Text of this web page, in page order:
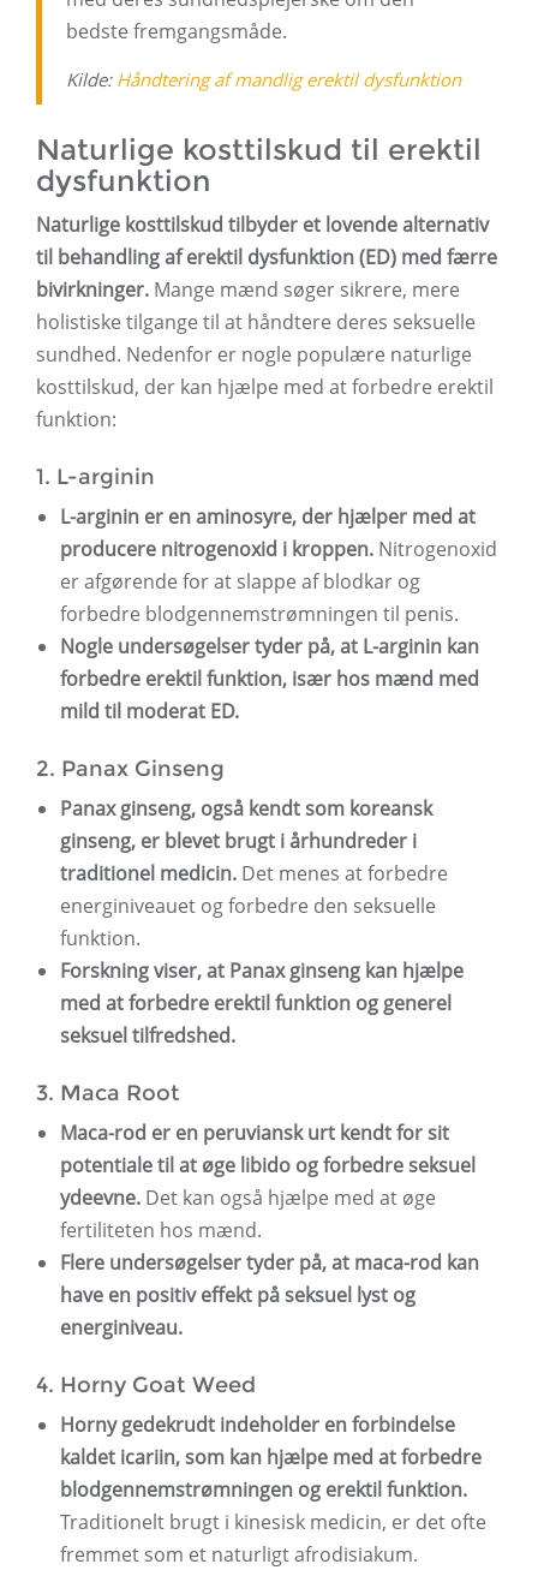
bedste fremgangsmåde.
Kilde: Håndtering af mandlig erektil dysfunktion
Naturlige kosttilskud til erektil
dysfunktion
Naturlige kosttilskud tilbyder et lovende alternativ
til behandling af erektil dysfunktion (ED) med færre
bivirkninger. Mange mænd søger sikrere, mere
holistiske tilgange til at håndtere deres seksuelle
sundhed. Nedenfor er nogle populære naturlige
kosttilskud, der kan hjælpe med at forbedre erektil
funktion:
1. L-arginin
L-arginin er en aminosyre, der hjælper med at
producere nitrogenoxid i kroppen. Nitrogenoxid
er afgørende for at slappe af blodkar og
forbedre blodgennemstrømningen til penis.
Nogle undersøgelser tyder på, at L-arginin kan
forbedre erektil funktion, især hos mænd med
mild til moderat ED.
2. Panax Ginseng
Panax ginseng, også kendt som koreansk
ginseng, er blevet brugt i århundreder i
traditionel medicin. Det menes at forbedre
energiniveauet og forbedre den seksuelle
funktion.
Forskning viser, at Panax ginseng kan hjælpe
med at forbedre erektil funktion og generel
seksuel tilfredshed.
3. Maca Root
Maca-rod er en peruviansk urt kendt for sit
potentiale til at øge libido og forbedre seksuel
ydeevne. Det kan også hjælpe med at øge
fertiliteten hos mænd.
Flere undersøgelser tyder på, at maca-rod kan
have en positiv effekt på seksuel lyst og
energiniveau.
4. Horny Goat Weed
Horny gedekrudt indeholder en forbindelse
kaldet icariin, som kan hjælpe med at forbedre
blodgennemstrømningen og erektil funktion.
Traditionelt brugt i kinesisk medicin, er det ofte
fremmet som et naturligt afrodisiakum.